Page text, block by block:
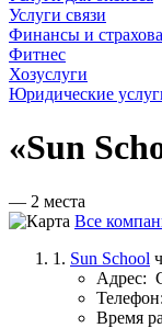
Услуги связи
Финансы и
Фитнес
Хозуслуги
Юридические
«Sun
— 2 места
Все
1. Sun School
Адрес:
Телефон:
Время